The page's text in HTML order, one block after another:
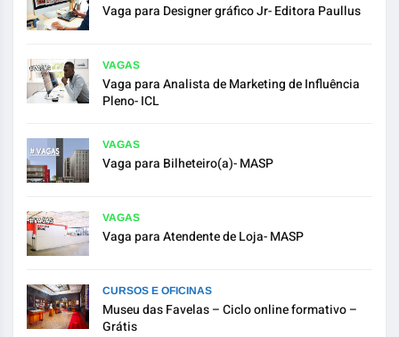
Vaga para Designer gráfico Jr- Editora Paullus
VAGAS
Vaga para Analista de Marketing de Influência
Pleno- ICL
VAGAS
Vaga para Bilheteiro(a)- MASP
VAGAS
Vaga para Atendente de Loja- MASP
CURSOS E OFICINAS
Museu das Favelas – Ciclo online formativo –
Grátis